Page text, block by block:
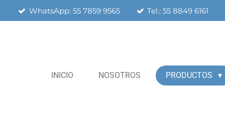
WhatsApp: 55 7859 9565 Tel.: 55 8849 6161
INICIO NOSOTROS PRODUCTOS